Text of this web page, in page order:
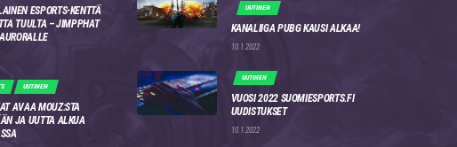
ESPORTS-KENTTÄ
TUULTA – JIMPPHAT
UUTINEN
AVAA MOUZ:STA
JA UUTTA ALKUA
UUTINEN
KANALIIGA PUBG KAUSI ALKAA!
10.1.2022
UUTINEN
VUOSI 2022 SUOMIESPORTS.FI
UUDISTUKSET
10.1.2022